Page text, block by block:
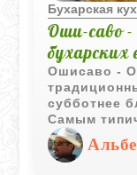
Бухарская
Оши-саво -
бухарских
Ошисаво -
субботнее
Самым
евреев
горячем